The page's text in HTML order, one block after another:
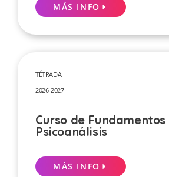
MÁS INFO
TÉTRADA
2026-2027
Curso de Fundamentos
Psicoanálisis
MÁS INFO